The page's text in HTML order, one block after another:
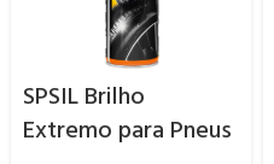
SPSIL Brilho
Extremo para Pneus